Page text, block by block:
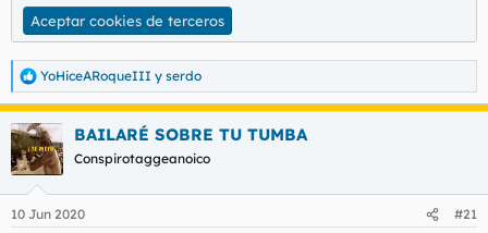
Aceptar cookies de terceros
R
e
a
c
c
i
e
YoHiceARoqueIII y serdo
BAILARÉ SOBRE TU TUMBA
Conspirotaggeanoico
10 Jun 2020 #21